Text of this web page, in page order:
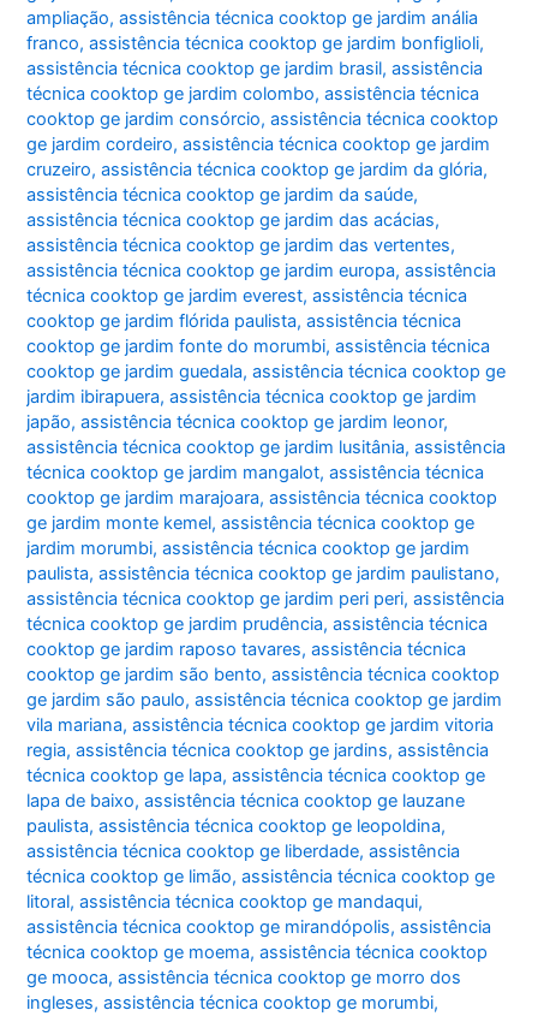
ampliação,assistência técnica cooktop ge jardim anália
franco,assistência técnica cooktop ge jardim bonfiglioli,
assistência técnica cooktop ge jardim brasil,assistência
técnica cooktop ge jardim colombo,assistência técnica
cooktop ge jardim consórcio,assistência técnica cooktop
ge jardim cordeiro,assistência técnica cooktop ge jardim
cruzeiro,assistência técnica cooktop ge jardim da glória,
assistência técnica cooktop ge jardim da saúde,
assistência técnica cooktop ge jardim das acácias,
assistência técnica cooktop ge jardim das vertentes,
assistência técnica cooktop ge jardim europa,assistência
técnica cooktop ge jardim everest,assistência técnica
cooktop ge jardim flórida paulista,assistência técnica
cooktop ge jardim fonte do morumbi,assistência técnica
cooktop ge jardim guedala,assistência técnica cooktop ge
jardim ibirapuera,assistência técnica cooktop ge jardim
japão,assistência técnica cooktop ge jardim leonor,
assistência técnica cooktop ge jardim lusitânia,assistência
técnica cooktop ge jardim mangalot,assistência técnica
cooktop ge jardim marajoara,assistência técnica cooktop
ge jardim monte kemel,assistência técnica cooktop ge
jardim morumbi,assistência técnica cooktop ge jardim
paulista,assistência técnica cooktop ge jardim paulistano,
assistência técnica cooktop ge jardim peri peri,assistência
técnica cooktop ge jardim prudência,assistência técnica
cooktop ge jardim raposo tavares,assistência técnica
cooktop ge jardim são bento,assistência técnica cooktop
ge jardim são paulo,assistência técnica cooktop ge jardim
vila mariana,assistência técnica cooktop ge jardim vitoria
regia,assistência técnica cooktop ge jardins,assistência
técnica cooktop ge lapa,assistência técnica cooktop ge
lapa de baixo,assistência técnica cooktop ge lauzane
paulista,assistência técnica cooktop ge leopoldina,
assistência técnica cooktop ge liberdade,assistência
técnica cooktop ge limão,assistência técnica cooktop ge
litoral,assistência técnica cooktop ge mandaqui,
assistência técnica cooktop ge mirandópolis,assistência
técnica cooktop ge moema,assistência técnica cooktop
ge mooca,assistência técnica cooktop ge morro dos
ingleses,assistência técnica cooktop ge morumbi,